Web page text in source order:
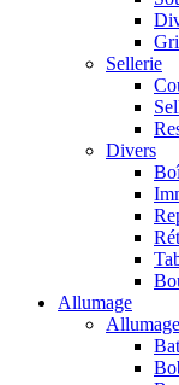
Sellerie
Divers
Allumage
Allumage